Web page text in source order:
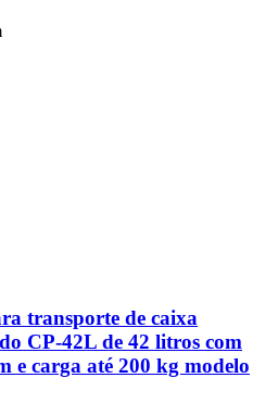
transporte de caixa
CP-42L de 42 litros com
e carga até 200 kg modelo